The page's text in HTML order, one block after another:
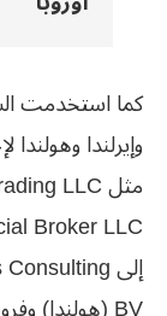
كما استخدمت
وإيرلندا